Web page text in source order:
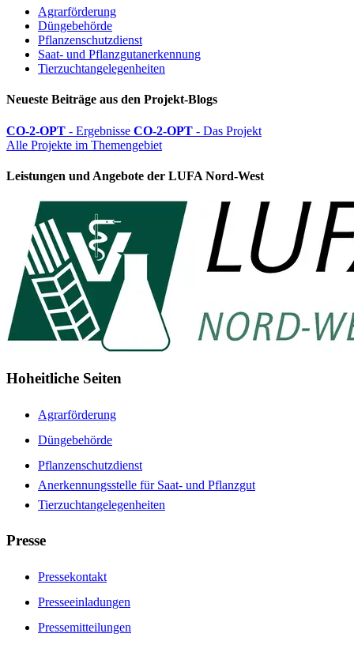
Agrarförderung
Düngebehörde
Pflanzenschutzdienst
Saat- und Pflanzgutanerkennung
Tierzuchtangelegenheiten
Neueste Beiträge aus den Projekt-Blogs
CO-2-OPT - Ergebnisse CO-2-OPT - Das Projekt
Alle Projekte im Themengebiet
Leistungen und Angebote der LUFA Nord-West
Hoheitliche Seiten
Agrarförderung
Düngebehörde
Pflanzenschutzdienst
Anerkennungsstelle für Saat- und Pflanzgut
Tierzuchtangelegenheiten
Presse
Pressekontakt
Presseeinladungen
Pressemitteilungen